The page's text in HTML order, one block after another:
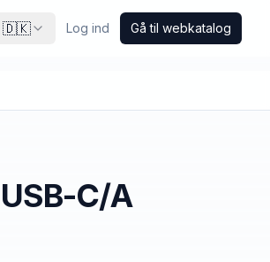
🇩🇰 Log ind Gå til webkatalog
C/A